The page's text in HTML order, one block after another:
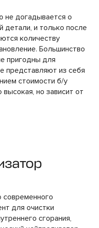
не догадывается о
детали, и только после
количеству
Большинство
пригодны для
представляют из себя
стоимости б/у
но зависит от
современного
для очистки
сгорания,